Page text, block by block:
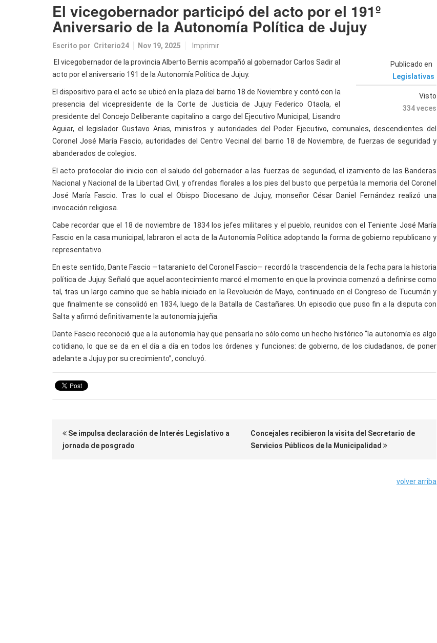
El vicegobernador participó del acto por el 191º
Aniversario de la Autonomía Política de Jujuy
Escrito por Criterio24 Nov 19, 2025 Imprimir
Publicado en
Legislativas
Visto
334 veces
El vicegobernador de la provincia Alberto Bernis acompañó al gobernador Carlos Sadir al
acto por el aniversario 191 de la Autonomía Política de Jujuy.
El dispositivo para el acto se ubicó en la plaza del barrio 18 de Noviembre y contó con la
presencia del vicepresidente de la Corte de Justicia de Jujuy Federico Otaola, el
presidente del Concejo Deliberante capitalino a cargo del Ejecutivo Municipal, Lisandro
Aguiar, el legislador Gustavo Arias, ministros y autoridades del Poder Ejecutivo, comunales, descendientes del
Coronel José María Fascio, autoridades del Centro Vecinal del barrio 18 de Noviembre, de fuerzas de seguridad y
abanderados de colegios.
El acto protocolar dio inicio con el saludo del gobernador a las fuerzas de seguridad, el izamiento de las Banderas
Nacional y Nacional de la Libertad Civil, y ofrendas florales a los pies del busto que perpetúa la memoria del Coronel
José María Fascio. Tras lo cual el Obispo Diocesano de Jujuy, monseñor César Daniel Fernández realizó una
invocación religiosa.
Cabe recordar que el 18 de noviembre de 1834 los jefes militares y el pueblo, reunidos con el Teniente José María
Fascio en la casa municipal, labraron el acta de la Autonomía Política adoptando la forma de gobierno republicano y
representativo.
En este sentido, Dante Fascio —tataranieto del Coronel Fascio— recordó la trascendencia de la fecha para la historia
política de Jujuy. Señaló que aquel acontecimiento marcó el momento en que la provincia comenzó a definirse como
tal, tras un largo camino que se había iniciado en la Revolución de Mayo, continuado en el Congreso de Tucumán y
que finalmente se consolidó en 1834, luego de la Batalla de Castañares. Un episodio que puso fin a la disputa con
Salta y afirmó definitivamente la autonomía jujeña.
Dante Fascio reconoció que a la autonomía hay que pensarla no sólo como un hecho histórico “la autonomía es algo
cotidiano, lo que se da en el día a día en todos los órdenes y funciones: de gobierno, de los ciudadanos, de poner
adelante a Jujuy por su crecimiento”, concluyó.
Se impulsa declaración de Interés Legislativo a
jornada de posgrado
Concejales recibieron la visita del Secretario de
Servicios Públicos de la Municipalidad
volver arriba